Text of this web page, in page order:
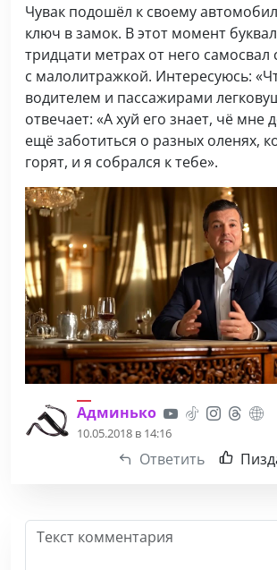
Чувак подошёл к своему
ключ в замок. В этот момент
тридцати метрах от него самосвал
с малолитражкой. Интересуюсь:
водителем и пассажирами
отвечает: «А хуй его знает, чё мне
ещё заботиться о разных оленях,
горят, и я собрался к тебе».
Админько
10.05.2018 в 14:16
Ответить